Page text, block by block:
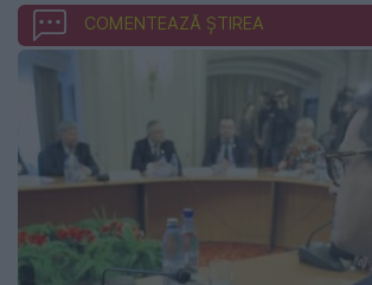
COMENTEAZĂ ȘTIREA